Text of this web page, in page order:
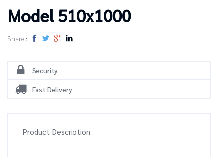
Model 510x1000
Share :
Security
Fast Delivery
Product Description